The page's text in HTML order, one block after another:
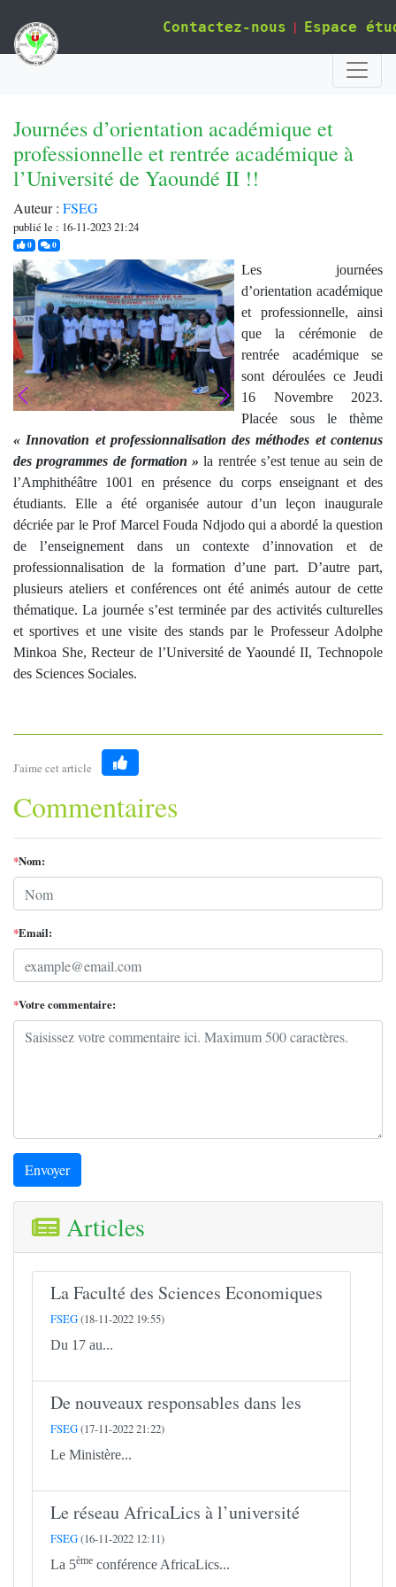
Contactez-nous | Espace
Journées d’orientation académique et
professionnelle et rentrée académique à
l’Université de Yaoundé II !!
Auteur : FSEG
publié le : 16-11-2023 21:24
0j'aime0commentaires
Les journées
d’orientation académique
et professionnelle, ainsi
que la cérémonie de
rentrée académique se
sont déroulées ce Jeudi
16 Novembre 2023.
Placée sous le thème
« Innovation et professionnalisation des méthodes et contenus
des programmes de formation » la rentrée s’est tenue au sein de
l’Amphithéâtre 1001 en présence du corps enseignant et des
étudiants. Elle a été organisée autour d’un leçon inaugurale
décriée par le Prof Marcel Fouda Ndjodo qui a abordé la question
de l’enseignement dans un contexte d’innovation et de
professionnalisation de la formation d’une part. D’autre part,
plusieurs ateliers et conférences ont été animés autour de cette
thématique. La journée s’est terminée par des activités culturelles
et sportives et une visite des stands par le Professeur Adolphe
Minkoa She, Recteur de l’Université de Yaoundé II, Technopole
des Sciences Sociales.
J'aime cet article
Like
Commentaires
*Nom:
*Email:
*Votre commentaire:
Envoyer
Articles
La Faculté des Sciences Economiques
FSEG(18-11-2022 19:55)
Du 17 au...
De nouveaux responsables dans les
FSEG(17-11-2022 21:22)
Le Ministère...
Le réseau AfricaLics à l’université
FSEG(16-11-2022 12:11)
La 5ème conférence AfricaLics...